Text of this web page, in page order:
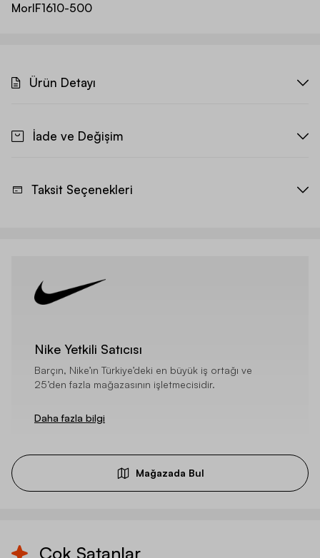
MorIF1610-500
Ürün Detayı
İade ve Değişim
Taksit Seçenekleri
Nike Yetkili Satıcısı
Barçın, Nike’ın Türkiye’deki en büyük iş ortağı ve
25’den fazla mağazasının işletmecisidir.
Daha fazla bilgi
Mağazada Bul
Çok Satanlar